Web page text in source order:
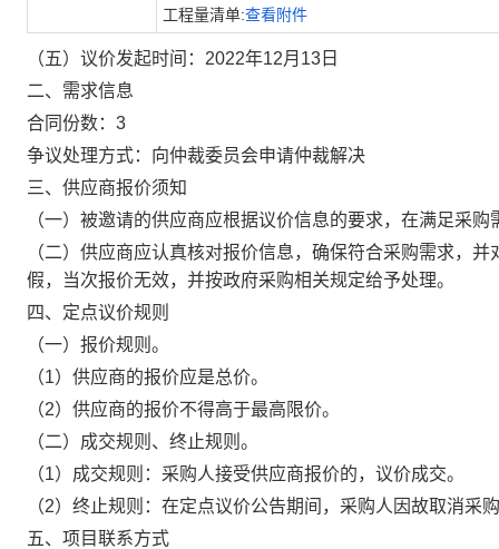
工程量清单:查看附件
（五）议价发起时间：2022年12月13日
二、需求信息
合同份数：3
争议处理方式：向仲裁委员会申请仲裁解决
三、供应商报价须知
（一）被邀请的供应商应根据议价信息的要求，在满足采
（二）供应商应认真核对报价信息，确保符合采购需求，
假，当次报价无效，并按政府采购相关规定给予处理。
四、定点议价规则
（一）报价规则。
（1）供应商的报价应是总价。
（2）供应商的报价不得高于最高限价。
（二）成交规则、终止规则。
（1）成交规则：采购人接受供应商报价的，议价成交。
（2）终止规则：在定点议价公告期间，采购人因故取消
五、项目联系方式